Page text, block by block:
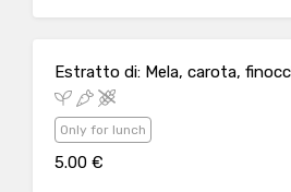
Estratto di: Mela, carota,
Only for lunch
5.00 €